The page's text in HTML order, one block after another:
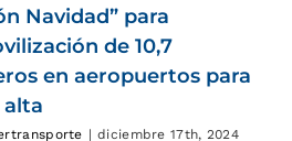
Navidad” para
de 10,7
en aeropuertos para
| diciembre 17th, 2024